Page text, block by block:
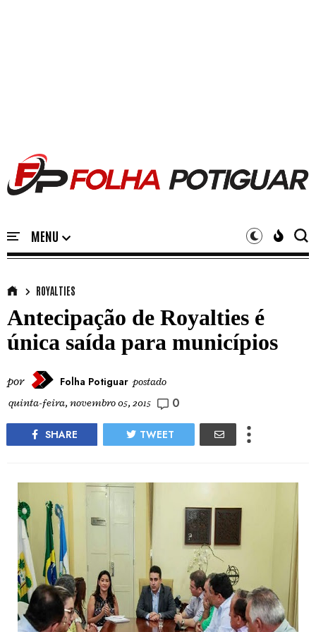
ROYALTIES
Antecipação de Royalties é
única saída para municípios
por Folha Potiguar postado
quinta-feira, novembro 05, 2015
0
SHARE TWEET